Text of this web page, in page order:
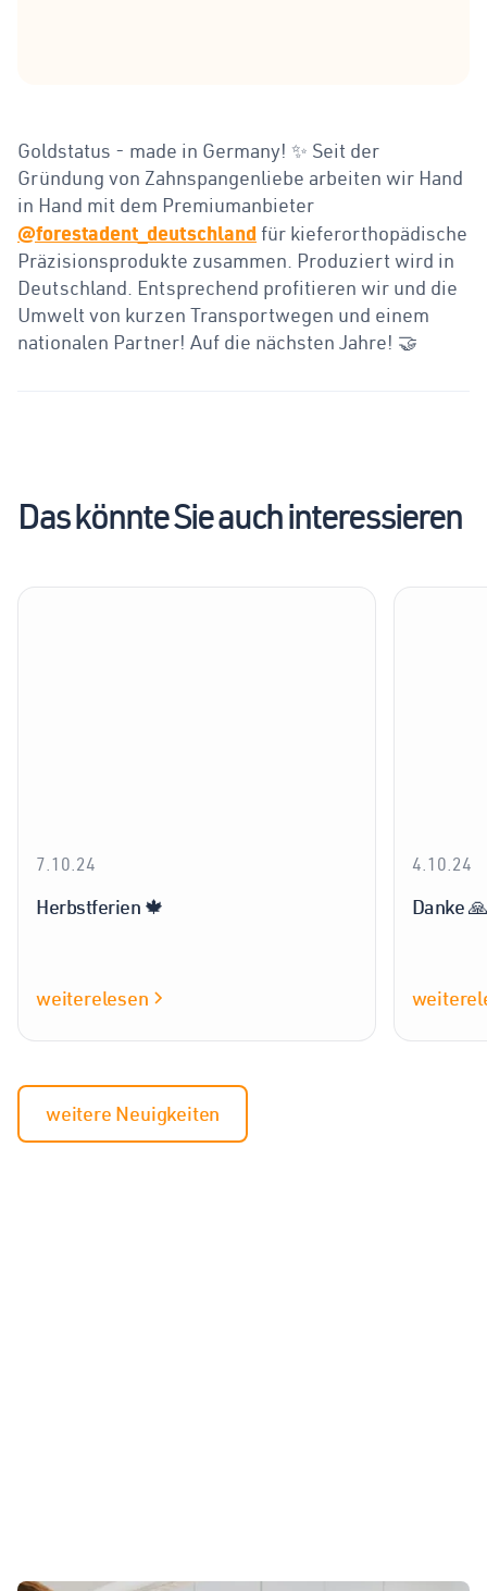
Goldstatus - made in Germany! ✨ Seit der
Gründung von Zahnspangenliebe arbeiten wir Hand
in Hand mit dem Premiumanbieter
@forestadent_deutschland für kieferorthopädische
Präzisionsprodukte zusammen. Produziert wird in
Deutschland. Entsprechend profitieren wir und die
Umwelt von kurzen Transportwegen und einem
nationalen Partner! Auf die nächsten Jahre! 🤝
Das könnte Sie auch interessieren
7.10.24
Herbstferien 🍁
weiterelesen
4.10.24
Danke 🙏
weitere Neuigkeiten